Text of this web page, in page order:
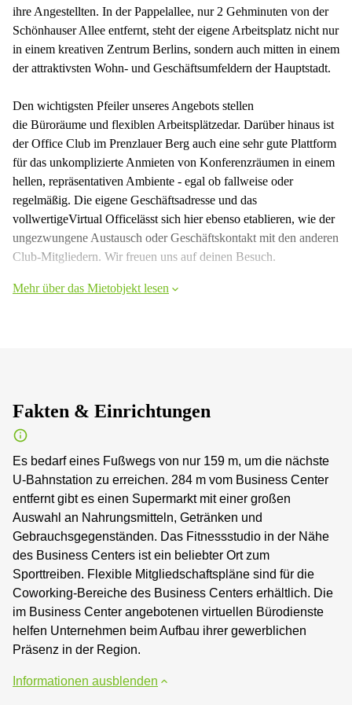
ihre Angestellten. In der Pappelallee, nur 2 Gehminuten von der
Schönhauser Allee entfernt, steht der eigene Arbeitsplatz nicht nur
in einem kreativen Zentrum Berlins, sondern auch mitten in einem
der attraktivsten Wohn- und Geschäftsumfeldern der Hauptstadt.
Den wichtigsten Pfeiler unseres Angebots stellen
die Büroräume und flexiblen Arbeitsplätzedar. Darüber hinaus ist
der Office Club im Prenzlauer Berg auch eine sehr gute Plattform
für das unkomplizierte Anmieten von Konferenzräumen in einem
hellen, repräsentativen Ambiente - egal ob fallweise oder
regelmäßig. Die eigene Geschäftsadresse und das
vollwertigeVirtual Officelässt sich hier ebenso etablieren, wie der
ungezwungene Austausch oder Geschäftskontakt mit den anderen
Club-Mitgliedern. Wir freuen uns auf deinen Besuch.
Mehr über das Mietobjekt lesen
Fakten & Einrichtungen
Es bedarf eines Fußwegs von nur 159 m, um die nächste
U-Bahnstation zu erreichen. 284 m vom Business Center
entfernt gibt es einen Supermarkt mit einer großen
Auswahl an Nahrungsmitteln, Getränken und
Gebrauchsgegenständen. Das Fitnessstudio in der Nähe
des Business Centers ist ein beliebter Ort zum
Sporttreiben. Flexible Mitgliedschaftspläne sind für die
Coworking-Bereiche des Business Centers erhältlich. Die
im Business Center angebotenen virtuellen Bürodienste
helfen Unternehmen beim Aufbau ihrer gewerblichen
Präsenz in der Region.
Informationen ausblenden